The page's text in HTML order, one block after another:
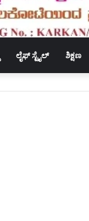
ಲೈಫ್ ಸ್ಟೈಲ್ ಶಿಕ್ಷಣ